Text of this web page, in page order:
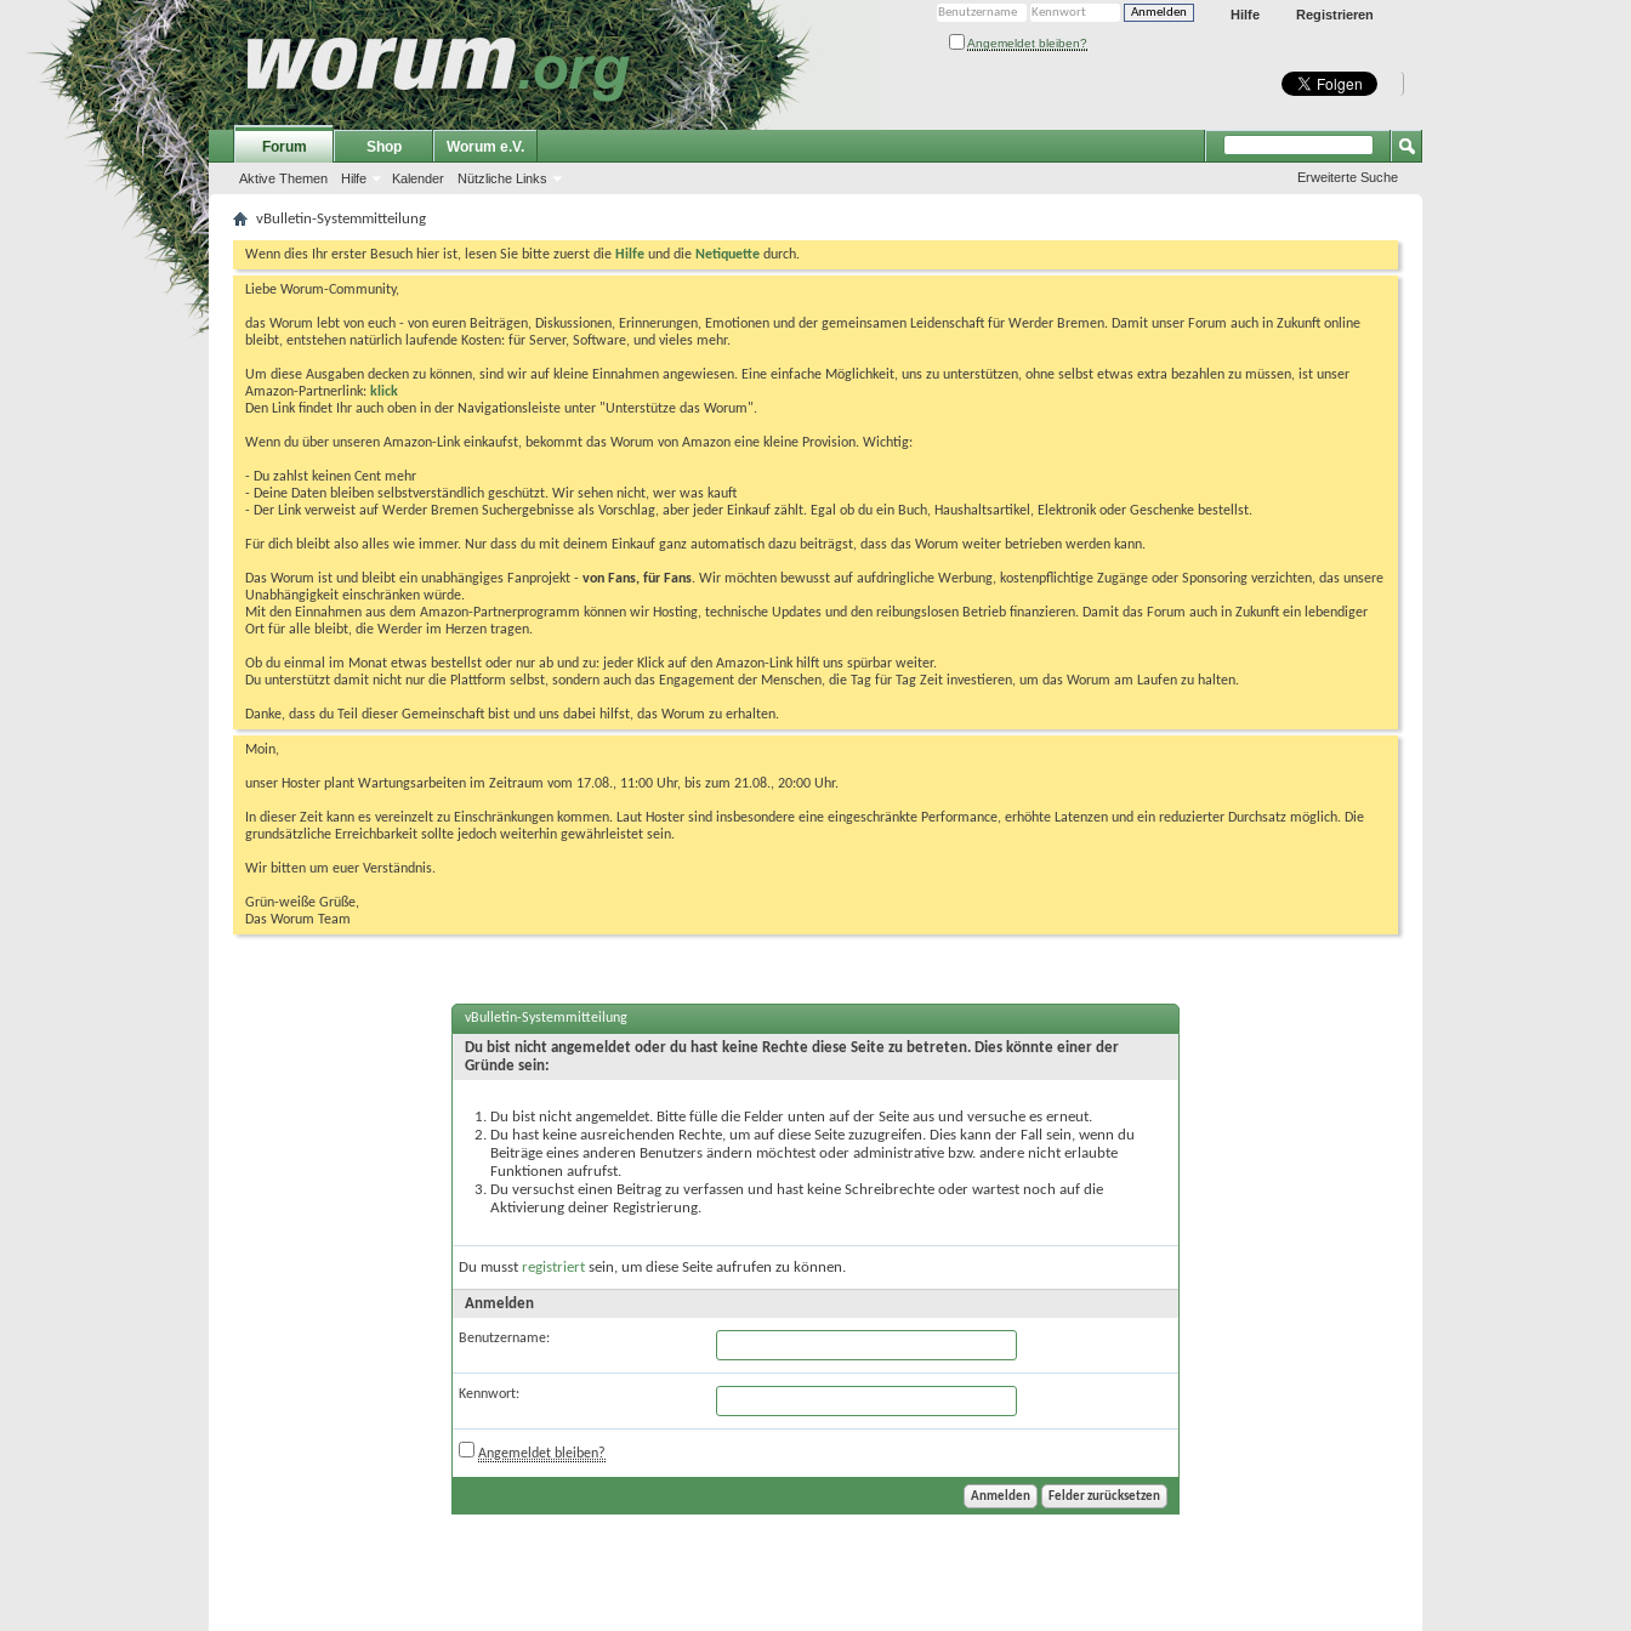
Registrieren
Hilfe
Angemeldet bleiben?
Forum
Aktive Themen Hilfe Kalender Nützliche Links
Shop Worum e.V.
Erweiterte Suche
vBulletin-Systemmitteilung
Wenn dies Ihr erster Besuch hier ist, lesen Sie bitte zuerst die Hilfe und die Netiquette durch.
Liebe Worum-Community,
das Worum lebt von euch - von euren Beiträgen, Diskussionen, Erinnerungen, Emotionen und der gemeinsamen Leidenschaft für Werder Bremen. Damit unser Forum auch in Zukunft online
bleibt, entstehen natürlich laufende Kosten: für Server, Software, und vieles mehr.
Um diese Ausgaben decken zu können, sind wir auf kleine Einnahmen angewiesen. Eine einfache Möglichkeit, uns zu unterstützen, ohne selbst etwas extra bezahlen zu müssen, ist unser
Amazon-Partnerlink: klick
Den Link findet Ihr auch oben in der Navigationsleiste unter "Unterstütze das Worum".
Wenn du über unseren Amazon-Link einkaufst, bekommt das Worum von Amazon eine kleine Provision. Wichtig:
- Du zahlst keinen Cent mehr
- Deine Daten bleiben selbstverständlich geschützt. Wir sehen nicht, wer was kauft
- Der Link verweist auf Werder Bremen Suchergebnisse als Vorschlag, aber jeder Einkauf zählt. Egal ob du ein Buch, Haushaltsartikel, Elektronik oder Geschenke bestellst.
Für dich bleibt also alles wie immer. Nur dass du mit deinem Einkauf ganz automatisch dazu beiträgst, dass das Worum weiter betrieben werden kann.
Das Worum ist und bleibt ein unabhängiges Fanprojekt - von Fans, für Fans. Wir möchten bewusst auf aufdringliche Werbung, kostenpflichtige Zugänge oder Sponsoring verzichten, das unsere
Unabhängigkeit einschränken würde.
Mit den Einnahmen aus dem Amazon-Partnerprogramm können wir Hosting, technische Updates und den reibungslosen Betrieb finanzieren. Damit das Forum auch in Zukunft ein lebendiger
Ort für alle bleibt, die Werder im Herzen tragen.
Ob du einmal im Monat etwas bestellst oder nur ab und zu: jeder Klick auf den Amazon-Link hilft uns spürbar weiter.
Du unterstützt damit nicht nur die Plattform selbst, sondern auch das Engagement der Menschen, die Tag für Tag Zeit investieren, um das Worum am Laufen zu halten.
Danke, dass du Teil dieser Gemeinschaft bist und uns dabei hilfst, das Worum zu erhalten.
Moin,
unser Hoster plant Wartungsarbeiten im Zeitraum vom 17.08., 11:00 Uhr, bis zum 21.08., 20:00 Uhr.
In dieser Zeit kann es vereinzelt zu Einschränkungen kommen. Laut Hoster sind insbesondere eine eingeschränkte Performance, erhöhte Latenzen und ein reduzierter Durchsatz möglich. Die
grundsätzliche Erreichbarkeit sollte jedoch weiterhin gewährleistet sein.
Wir bitten um euer Verständnis.
Grün-weiße Grüße,
Das Worum Team
vBulletin-Systemmitteilung
Du bist nicht angemeldet oder du hast keine Rechte diese Seite zu betreten. Dies könnte einer der
Gründe sein:
Du bist nicht angemeldet. Bitte fülle die Felder unten auf der Seite aus und versuche es erneut.
Du hast keine ausreichenden Rechte, um auf diese Seite zuzugreifen. Dies kann der Fall sein, wenn du
Beiträge eines anderen Benutzers ändern möchtest oder administrative bzw. andere nicht erlaubte
Funktionen aufrufst.
Du versuchst einen Beitrag zu verfassen und hast keine Schreibrechte oder wartest noch auf die
Aktivierung deiner Registrierung.
Du musst registriert sein, um diese Seite aufrufen zu können.
Anmelden
Benutzername:
Kennwort:
Angemeldet bleiben?